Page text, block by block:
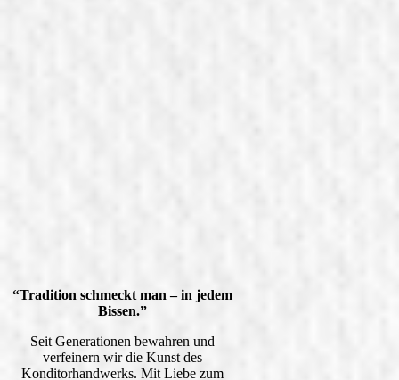
“Tradition schmeckt man – in jedem
Bissen.”
Seit Generationen bewahren und
verfeinern wir die Kunst des
Konditorhandwerks. Mit Liebe zum